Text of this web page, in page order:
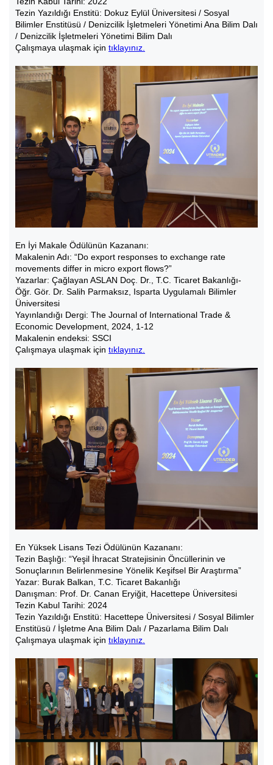
Tezin Yazıldığı Enstitü: Dokuz Eylül Üniversitesi / Sosyal
Bilimler Enstitüsü / Denizcilik İşletmeleri Yönetimi Ana Bilim Dalı
/ Denizcilik İşletmeleri Yönetimi Bilim Dalı
Çalışmaya ulaşmak için tıklayınız.
En İyi Makale Ödülünün Kazananı:
Makalenin Adı: “Do export responses to exchange rate
movements differ in micro export flows?”
Yazarlar: Çağlayan ASLAN Doç. Dr., T.C. Ticaret Bakanlığı-
Öğr. Gör. Dr. Salih Parmaksız, Isparta Uygulamalı Bilimler
Üniversitesi
Yayınlandığı Dergi: The Journal of International Trade &
Economic Development, 2024, 1-12
Makalenin endeksi: SSCI
Çalışmaya ulaşmak için tıklayınız.
En Yüksek Lisans Tezi Ödülünün Kazananı:
Tezin Başlığı: “Yeşil İhracat Stratejisinin Öncüllerinin ve
Sonuçlarının Belirlenmesine Yönelik Keşifsel Bir Araştırma”
Yazar: Burak Balkan, T.C. Ticaret Bakanlığı
Danışman: Prof. Dr. Canan Eryiğit, Hacettepe Üniversitesi
Tezin Kabul Tarihi: 2024
Tezin Yazıldığı Enstitü: Hacettepe Üniversitesi / Sosyal Bilimler
Enstitüsü / İşletme Ana Bilim Dalı / Pazarlama Bilim Dalı
Çalışmaya ulaşmak için tıklayınız.